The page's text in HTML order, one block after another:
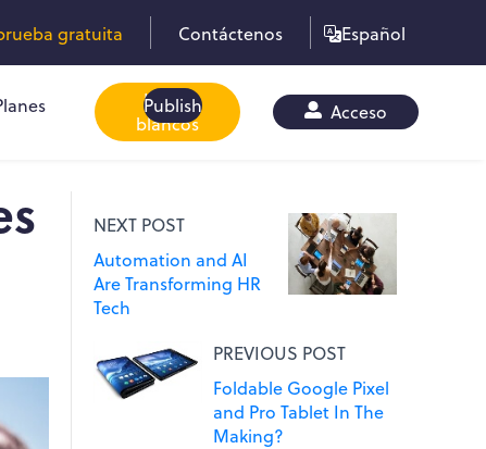
gratuita Contáctenos Español
Publish
Libros
blancos
Acceso
NEXT POST
Automation and AI
Are Transforming HR
Tech
PREVIOUS POST
Foldable Google Pixel
and Pro Tablet In The
Making?